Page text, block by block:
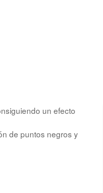
un efecto
de puntos negros y